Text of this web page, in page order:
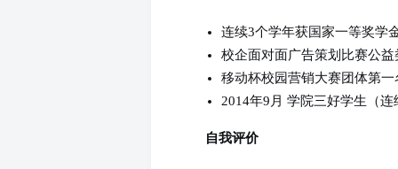
连续3个学年获国家一等奖学
校企面对面广告策划比赛公
移动杯校园营销大赛团体第一
2014年9月 学院三好学生（连
自我评价